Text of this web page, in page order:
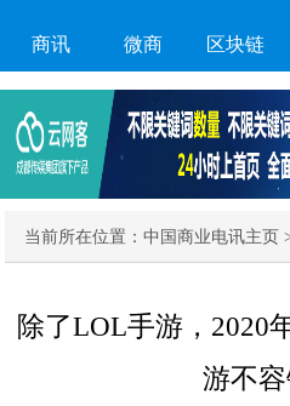
商讯 微商 区块链
当前所在位置：中国商业电讯主页
除了LOL手游，2020
游不